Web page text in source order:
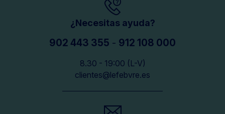
¿Necesitas ayuda?
902 443 355 - 912 108 000
8.30 - 19:00 (L-V)
clientes@lefebvre.es